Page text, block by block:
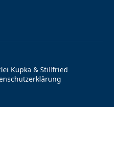
Kupka & Stillfried